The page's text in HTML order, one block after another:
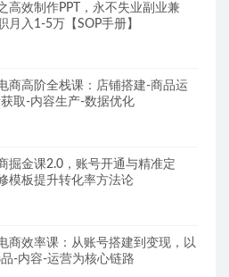
高效制作PPT，永不失业副业兼
月入1-5万【SOP手册】
商高阶全栈课：店铺搭建-商品运
取-内容生产-数据优化
掘金课2.0，账号开通与精准定
模板提升转化率方法论
商效率课：从账号搭建到变现，以
-内容-运营为核心链路